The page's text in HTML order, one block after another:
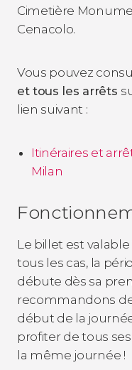
Cimetière
Cenacolo.
Vous pouvez
et tous les arrêts
lien suivant :
Itinéraires et
Milan
Le billet est valable
tous les cas, la
débute dès sa
recommandons
début de la
profiter de tous
la même journée !